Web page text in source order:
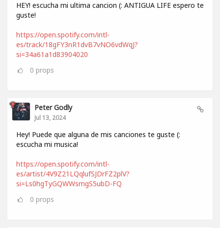
HEY! escucha mi ultima cancion (: ANTIGUA LIFE espero te
guste!
https://open.spotify.com/intl-
es/track/18gFY3nR1dvB7vNO6vdWqJ?
si=34a61a1d83904020
0 props
Peter Godly
Jul 13, 2024
Hey! Puede que alguna de mis canciones te guste (:
escucha mi musica!
https://open.spotify.com/intl-
es/artist/4V9Z21LQqlufSJDrFZ2plV?
si=Ls0hgTyGQWWsmgS5ubD-FQ
0 props